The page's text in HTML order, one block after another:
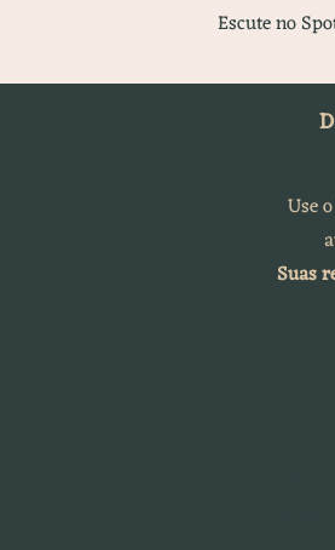
Escute no
Use
Suas